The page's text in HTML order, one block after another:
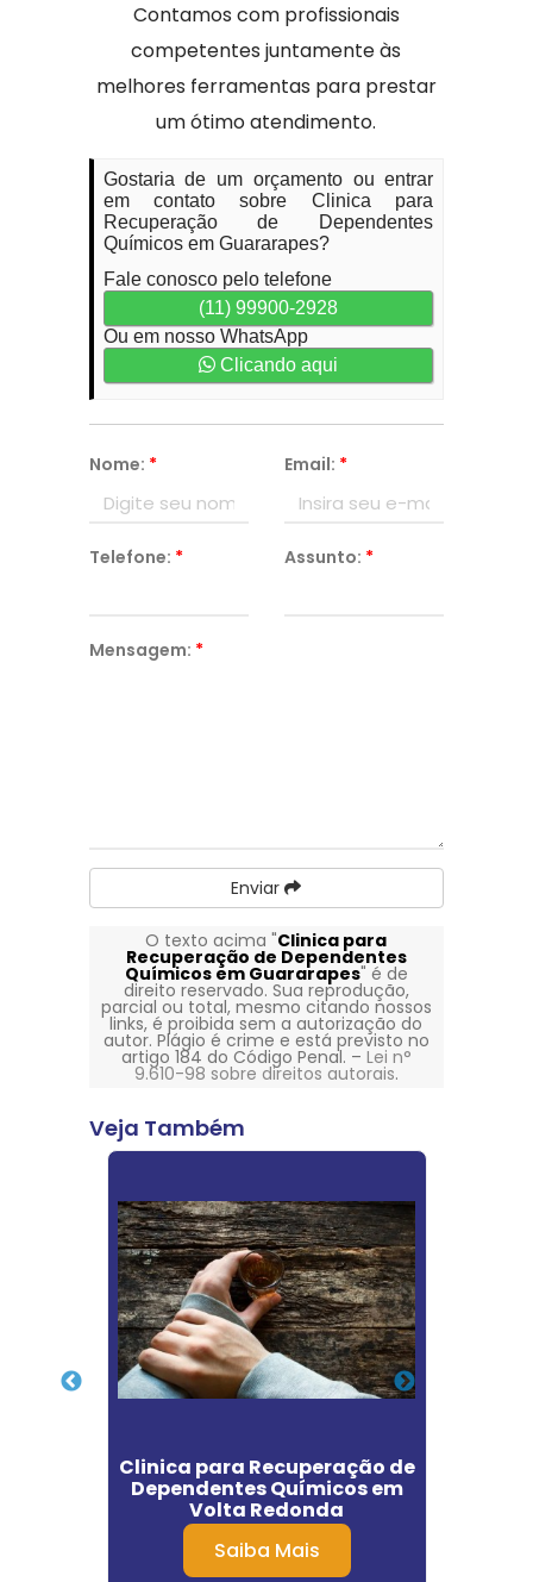
Contamos com profissionais
competentes juntamente às
melhores ferramentas para prestar
um ótimo atendimento.
Gostaria de um orçamento ou entrar
em contato sobre Clinica para
Recuperação de Dependentes
Químicos em Guararapes?
Fale conosco pelo telefone
(11) 99900-2928
Ou em nosso WhatsApp
Clicando aqui
Nome: * Email: *
Telefone: * Assunto: *
Mensagem: *
Enviar
O texto acima "Clinica para
Recuperação de Dependentes
Químicos em Guararapes" é de
direito reservado. Sua reprodução,
parcial ou total, mesmo citando nossos
links, é proibida sem a autorização do
autor. Plágio é crime e está previsto no
artigo 184 do Código Penal. – Lei n°
9.610-98 sobre direitos autorais.
Veja Também
Clinica para Recuperação de
Dependentes Químicos em
Volta Redonda
Saiba Mais